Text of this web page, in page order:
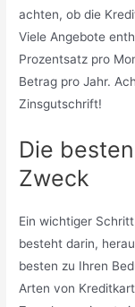
achten, ob die
Viele Angebote
Prozentsatz pro
Betrag pro Jahr.
Zinsgutschrift!
Die
Zweck
Ein wichtiger
besteht darin,
besten zu Ihren
Arten von